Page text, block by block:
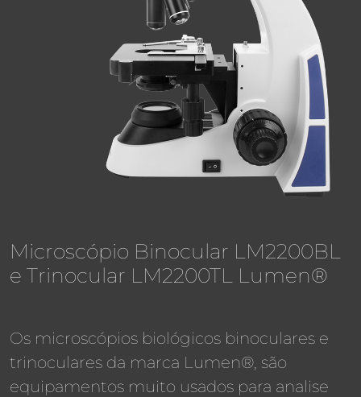
Microscópio Binocular LM2200BL
e Trinocular LM2200TL Lumen®
Os microscópios biológicos binoculares e
trinoculares da marca Lumen®, são
equipamentos muito usados para analise